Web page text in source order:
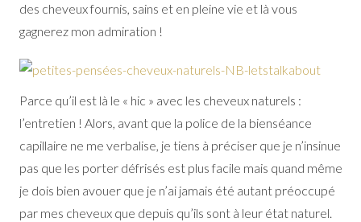
des cheveux fournis, sains et en pleine vie et là vous
gagnerez mon admiration !
Parce qu’il est là le « hic » avec les cheveux naturels :
l’entretien ! Alors, avant que la police de la bienséance
capillaire ne me verbalise, je tiens à préciser que je n’insinue
pas que les porter défrisés est plus facile mais quand même
je dois bien avouer que je n’ai jamais été autant préoccupé
par mes cheveux que depuis qu’ils sont à leur état naturel.